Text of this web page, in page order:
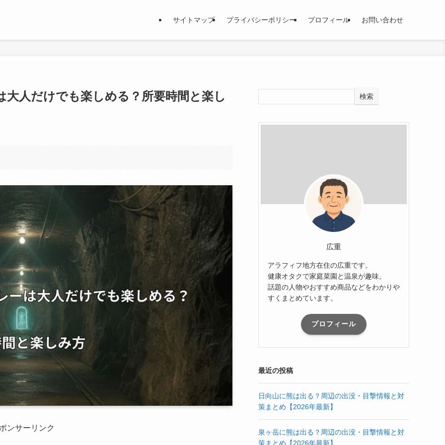
サイトマップ プライバシーポリシー プロフィール お問い合わせ
大人だけでも楽しめる？所要時間と楽し
ンサーリンク
検索
広重
アラフィフ地方在住の広重です。
健康オタクで家庭菜園と温泉が趣味。
話題の人物やおすすめ商品などをわかりや
すくまとめています。
プロフィール
最近の投稿
日向山に熊は出る？周辺の出没・目撃情報と対
策まとめ【2026年最新】
泉ヶ岳に熊は出る？周辺の出没・目撃情報と対
策まとめ【2026年最新】